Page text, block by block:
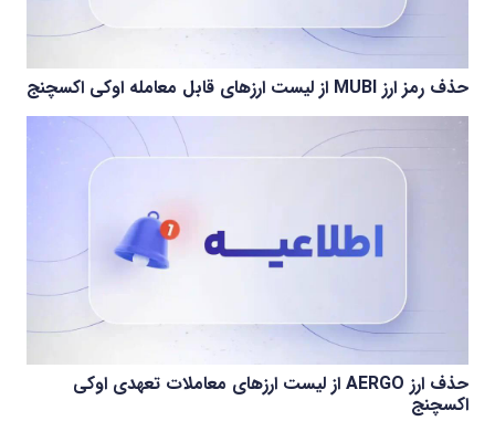
حذف رمز ارز MUBI از لیست ارزهای قابل معامله اوکی اکسچنج
حذف ارز AERGO از لیست ارزهای معاملات تعهدی اوکی
اکسچنج